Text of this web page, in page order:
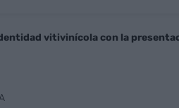
vitivinícola con la